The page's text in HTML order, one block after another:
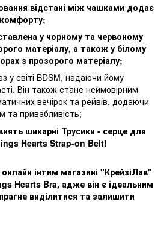
відстані між чашками додає
у чорному та червоному
матеріалу, а також у білому
з прозорого матеріалу;
у світі BDSM, надаючи йому
Він також стане неймовірним
вечірок та рейвів, додаючи
та привабливість;
шикарні Трусики - серце для
Hearts Strap-on Belt!
інтим магазині "КрейзіЛав"
Hearts Bra, адже він є ідеальним
виділитися та залишити